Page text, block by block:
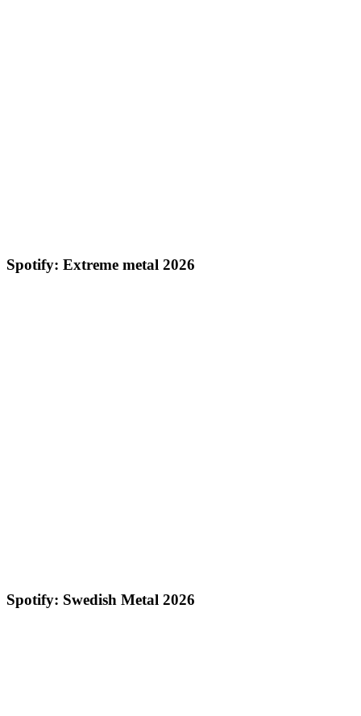
Spotify: Extreme metal 2026
Spotify: Swedish Metal 2026